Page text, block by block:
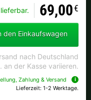
69,00€
den Einkaufswagen
nach Deutschland
an der Kasse variieren.
Zahlung & Versand
Lieferzeit: 1-2 Werktage.
Slowakei |